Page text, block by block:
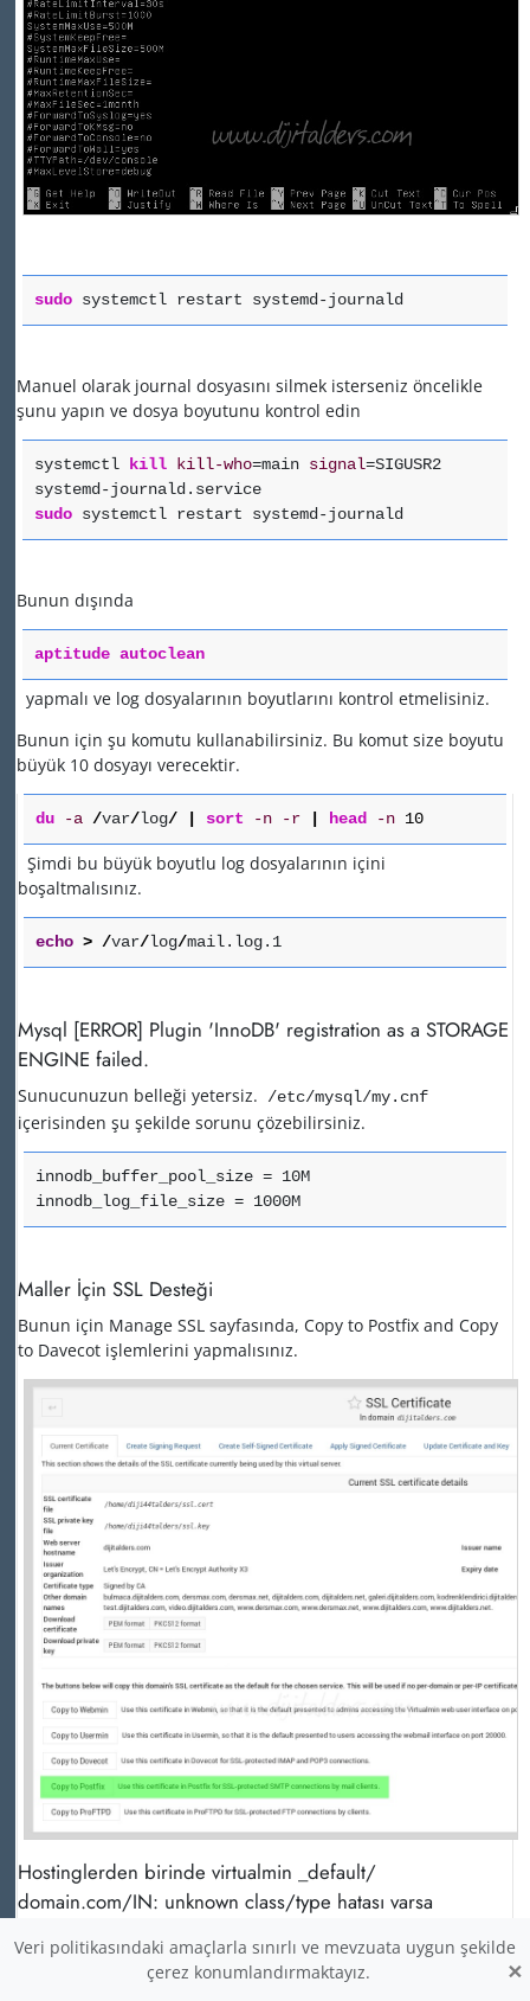
sudo systemctl restart systemd-journald
Manuel olarak journal dosyasını silmek isterseniz öncelikle
şunu yapın ve dosya boyutunu kontrol edin
systemctl kill kill-who=main signal=SIGUSR2
systemd-journald.service
sudo systemctl restart systemd-journald
Bunun dışında
aptitude autoclean
yapmalı ve log dosyalarının boyutlarını kontrol etmelisiniz.
Bunun için şu komutu kullanabilirsiniz. Bu komut size boyutu
büyük 10 dosyayı verecektir.
du -a /var/log/ sort -n -r head -n 10
Şimdi bu büyük boyutlu log dosyalarının içini
boşaltmalısınız.
echo > /var/log/mail.log.1
Mysql [ERROR] Plugin 'InnoDB' registration as a STORAGE
ENGINE failed.
Sunucunuzun belleği yetersiz. /etc/mysql/my.cnf
içerisinden şu şekilde sorunu çözebilirsiniz.
innodb_buffer_pool_size = 10M
innodb_log_file_size = 1000M
Maller İçin SSL Desteği
Bunun için Manage SSL sayfasında, Copy to Postfix and Copy
to Davecot işlemlerini yapmalısınız.
Hostinglerden birinde virtualmin _default/
domain.com/IN: unknown class/type hatası varsa
virtualmin disable-featuredns all-domains
virtualmin enable-featuredns all-domains
Veri politikasındaki amaçlarla sınırlı ve mevzuata uygun şekilde
çerez konumlandırmaktayız.
×